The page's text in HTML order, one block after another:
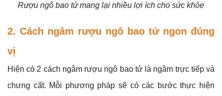
Rượu ngô bao tử mang lại nhiều lợi ích cho sức khỏe
2. Cách ngâm rượu ngô bao tử ngon đúng
vị
Hiện có 2 cách ngâm rượu ngô bao tử là ngâm trực tiếp và
chưng cất. Mỗi phương pháp sẽ có các bước thực hiện